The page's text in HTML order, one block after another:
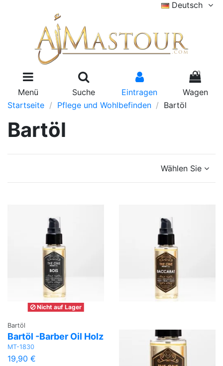
Deutsch
Menü Suche Eintragen
0
Wagen
Startseite
Pflege und Wohlbefinden Bartöl
Bartöl
Wählen Sie
Nicht auf Lager
Bartöl
Bartöl -Barber Oil Holz
MT-1830
19,90 €